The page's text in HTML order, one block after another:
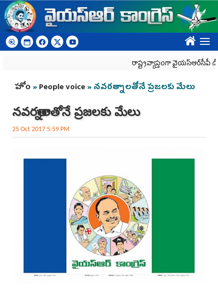
Skip to main content
????
రాష్ట్రవ్యాప్తంగా వైయ‌స్ఆర్‌సీపీ డీఎస్సీ
You are here
హోం »People voice» నవరత్నాలతోనే ప్రజలకు మేలు
నవరత్నాలతోనే ప్రజలకు మేలు
25 Oct 2017 5:59 PM